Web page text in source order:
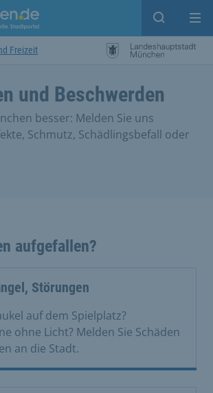
Suche
Freizeit
und Beschwerden
besser: Melden Sie uns
Schmutz, Schädlingsbefall oder
aufgefallen?
Störungen
auf dem Spielplatz?
ohne Licht? Melden Sie Schäden
an die Stadt.